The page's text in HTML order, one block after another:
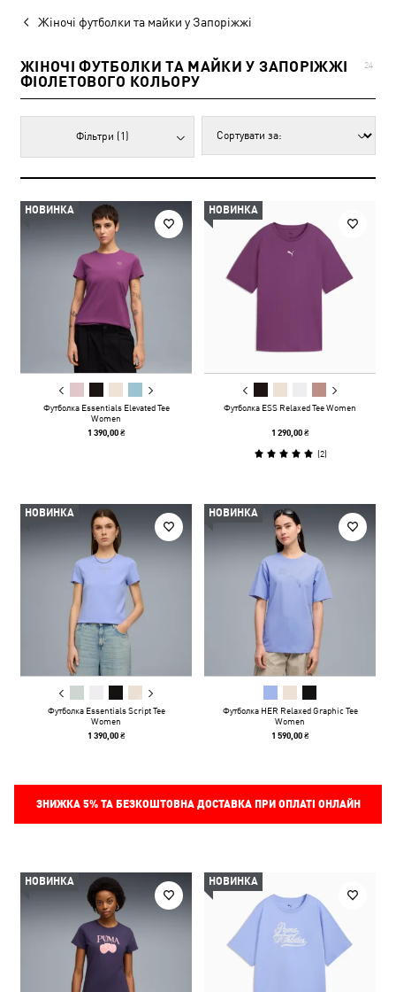
Жіночі футболки та майки у Запоріжжі
ЖІНОЧІ ФУТБОЛКИ ТА МАЙКИ У ЗАПОРІЖЖІ
ФІОЛЕТОВОГО КОЛЬОРУ
24
Фільтри (1)
НОВИНКА
Футболка Essentials Elevated Tee
Women
1 390,00 ₴
НОВИНКА
Футболка ESS Relaxed Tee Women
1 290,00 ₴
(2)
НОВИНКА
Футболка Essentials Script Tee
Women
1 390,00 ₴
НОВИНКА
Футболка HER Relaxed Graphic Tee
Women
1 590,00 ₴
ЗНИЖКА 5%ТА БЕЗКОШТОВНА ДОСТАВКА ПРИ ОПЛАТІ ОНЛАЙН
НОВИНКА НОВИНКА